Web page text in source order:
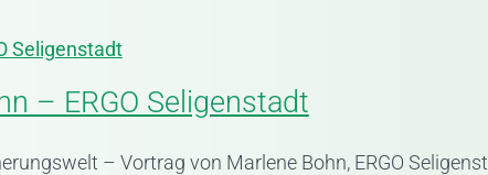
Seligenstadt
– ERGO Seligenstadt
– Vortrag von Marlene Bohn, ERGO